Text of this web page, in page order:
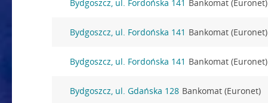
Bydgoszcz, ul. Fordońska 141 Bankomat (Euronet)
Bydgoszcz, ul. Fordońska 141 Bankomat (Euronet)
Bydgoszcz, ul. Fordońska 141 Bankomat (Euronet)
Bydgoszcz, ul. Gdańska 128 Bankomat (Euronet)